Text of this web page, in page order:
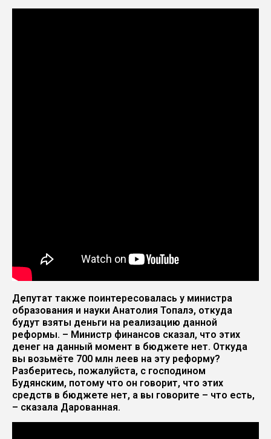
Депутат также поинтересовалась у министра
образования и науки Анатолия Топалэ, откуда
будут взяты деньги на реализацию данной
реформы. – Министр финансов сказал, что этих
денег на данный момент в бюджете нет. Откуда
вы возьмёте 700 млн леев на эту реформу?
Разберитесь, пожалуйста, с господином
Будянским, потому что он говорит, что этих
средств в бюджете нет, а вы говорите – что есть,
– сказала Дарованная.